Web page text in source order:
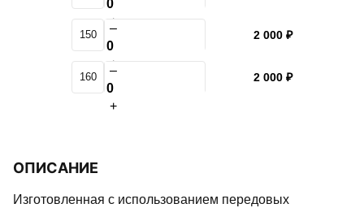
+
150 –
+
2 000 ₽
160 –
+
2 000 ₽
ОПИСАНИЕ
Изготовленная с использованием передовых